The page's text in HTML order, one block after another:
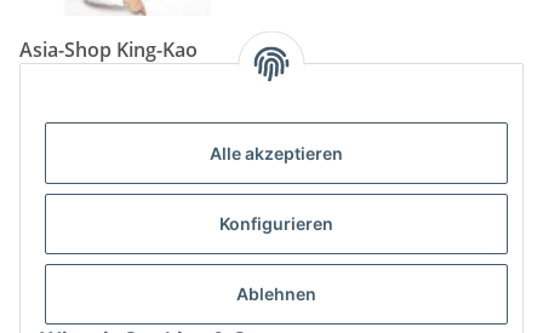
Alle akzeptieren
Konfigurieren
Ablehnen
Asia-Shop King-Kao
Tel: (06825) 499-104
info@king-kao.de
Öffnungszeiten (Mo-Sa.) 9:00 - 19:00
Gesetzliche Informationen